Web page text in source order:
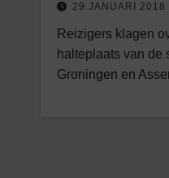
29 JANUARI 2018
Reizigers klagen
halteplaats van de
Groningen en